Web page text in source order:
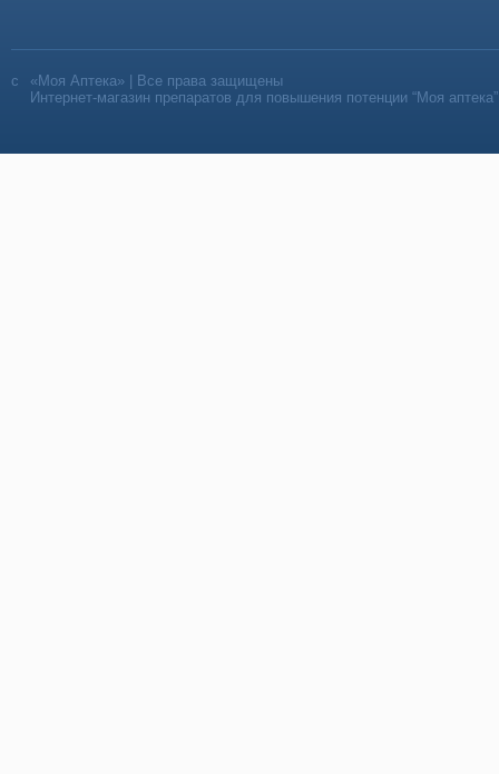
«Моя Аптека» | Все права защищены
Интернет-магазин препаратов для повышения потенции “Моя